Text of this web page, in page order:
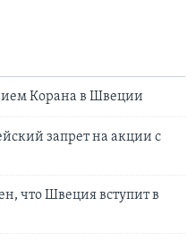
Корана в Швеции
запрет на акции с
что Швеция вступит в